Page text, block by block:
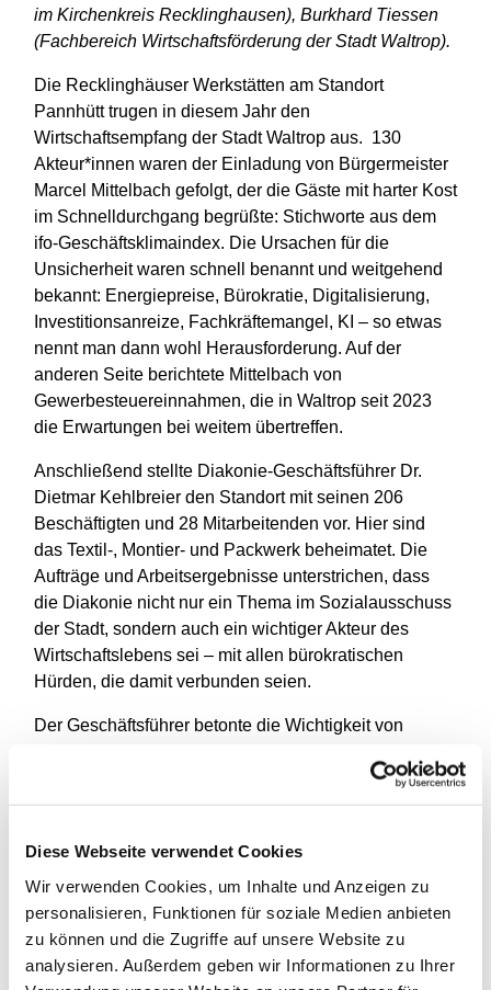
Diese Webseite verwendet Cookies
Wir verwenden Cookies, um Inhalte und Anzeigen zu
personalisieren, Funktionen für soziale Medien anbieten
zu können und die Zugriffe auf unsere Website zu
analysieren. Außerdem geben wir Informationen zu Ihrer
im Kirchenkreis Recklinghausen), Burkhard Tiessen
(Fachbereich Wirtschaftsförderung der Stadt Waltrop).
Die Recklinghäuser Werkstätten am Standort
Pannhütt trugen in diesem Jahr den
Wirtschaftsempfang der Stadt Waltrop aus. 130
Akteur*innen waren der Einladung von Bürgermeister
Marcel Mittelbach gefolgt, der die Gäste mit harter Kost
im Schnelldurchgang begrüßte: Stichworte aus dem
ifo-Geschäftsklimaindex. Die Ursachen für die
Unsicherheit waren schnell benannt und weitgehend
bekannt: Energiepreise, Bürokratie, Digitalisierung,
Investitionsanreize, Fachkräftemangel, KI – so etwas
nennt man dann wohl Herausforderung. Auf der
anderen Seite berichtete Mittelbach von
Gewerbesteuereinnahmen, die in Waltrop seit 2023
die Erwartungen bei weitem übertreffen.
Anschließend stellte Diakonie-Geschäftsführer Dr.
Dietmar Kehlbreier den Standort mit seinen 206
Beschäftigten und 28 Mitarbeitenden vor. Hier sind
das Textil-, Montier- und Packwerk beheimatet. Die
Aufträge und Arbeitsergebnisse unterstrichen, dass
die Diakonie nicht nur ein Thema im Sozialausschuss
der Stadt, sondern auch ein wichtiger Akteur des
Wirtschaftslebens sei – mit allen bürokratischen
Hürden, die damit verbunden seien.
Der Geschäftsführer betonte die Wichtigkeit von
Belegschaft der Recklinghäuser Werkstätten sagte er:
„Menschen mit Handycap sind keine Ausnahme,
haben Förderbedarfe, aber eben auch Fähigkeiten.
Sie werden gebraucht.“
Christoph Marienbohm, technischer Leiter der
Recklinghäuser Werkstätten, wünschte sich mehr
Sichtbarkeit der Fähigkeiten jedes einzelnen